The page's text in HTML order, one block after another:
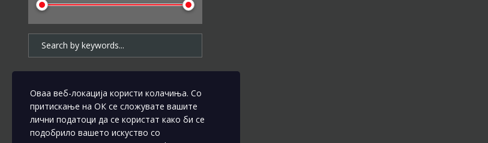
Оваа веб-локација користи колачиња. Со
притискање на ОК се сложувате вашите
лични податоци да се користат како би се
подобрило вашето искуство со